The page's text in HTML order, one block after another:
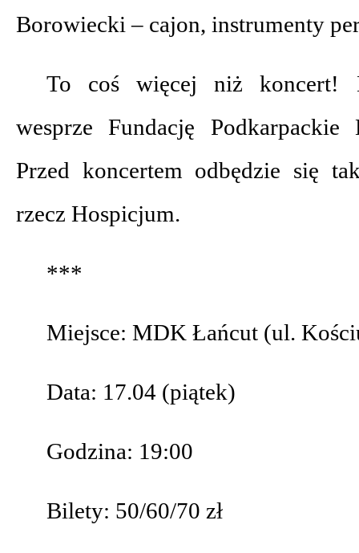
Borowiecki – cajon, instrumenty
To coś więcej niż koncert!
wesprze Fundację
Przed koncertem odbędzie się
rzecz Hospicjum.
***
Miejsce: MDK Łańcut (ul.
Data: 17.04 (piątek)
Godzina: 19:00
Bilety: 50/60/70 zł